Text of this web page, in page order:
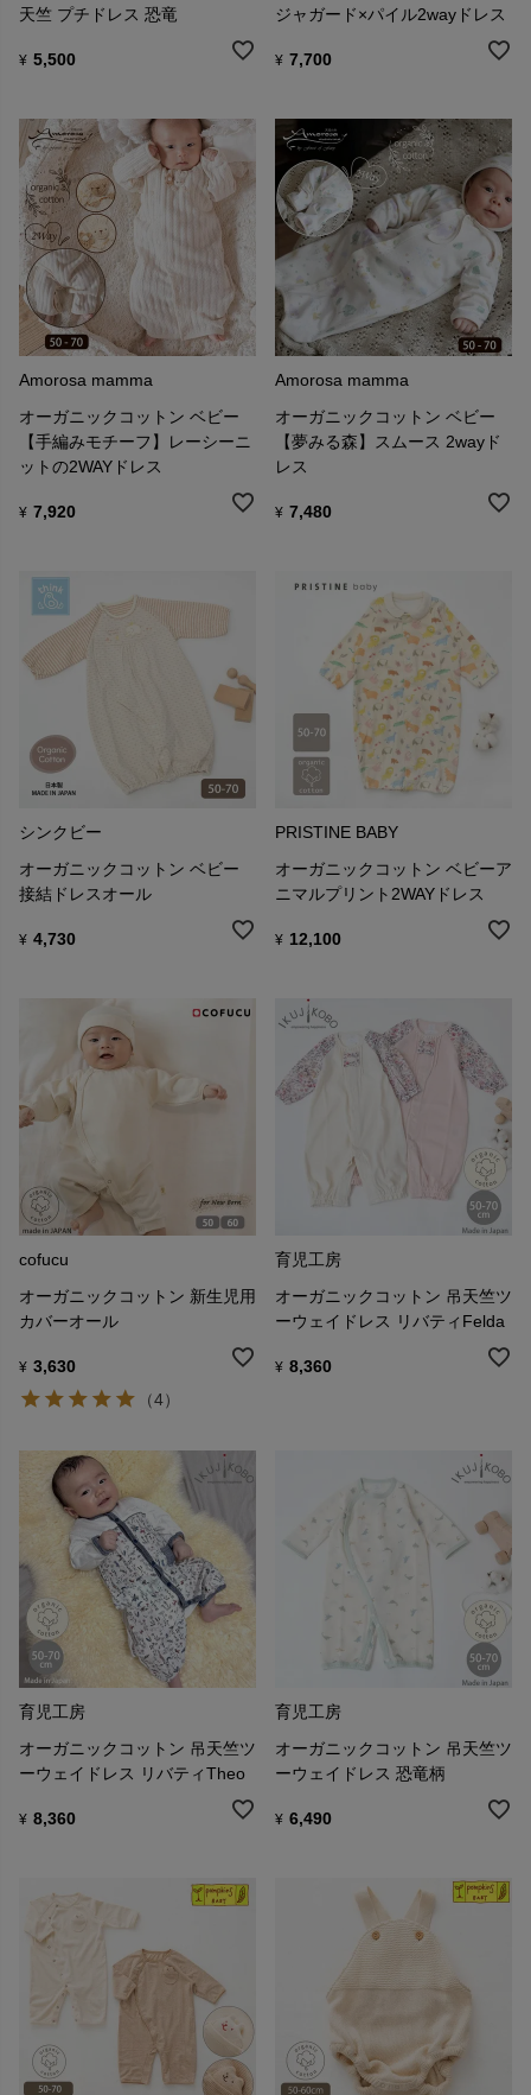
天竺 プチドレス 恐竜
¥ 5,500
ジャガード×パイル2wayドレス
¥ 7,700
Amorosa mamma
オーガニックコットン ベビー
【手編みモチーフ】レーシーニ
ットの2WAYドレス
¥ 7,920
Amorosa mamma
オーガニックコットン ベビー
【夢みる森】スムース 2wayド
レス
¥ 7,480
シンクビー
オーガニックコットン ベビー
接結ドレスオール
¥ 4,730
PRISTINE BABY
オーガニックコットン ベビーア
ニマルプリント2WAYドレス
¥ 12,100
cofucu
オーガニックコットン 新生児用
カバーオール
¥ 3,630
（4）
育児工房
オーガニックコットン 吊天竺ツ
ーウェイドレス リバティFelda
¥ 8,360
育児工房
オーガニックコットン 吊天竺ツ
ーウェイドレス リバティTheo
¥ 8,360
育児工房
オーガニックコットン 吊天竺ツ
ーウェイドレス 恐竜柄
¥ 6,490